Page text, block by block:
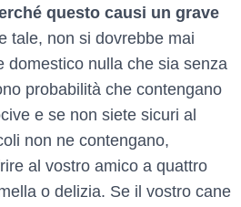
questo causi un grave
tale, non si dovrebbe mai
domestico nulla che sia senza
probabilità che contengano
e se non siete sicuri al
non ne contengano,
al vostro amico a quattro
o delizia. Se il vostro cane